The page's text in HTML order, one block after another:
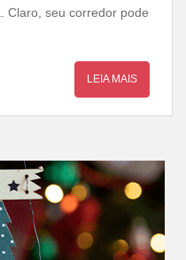
Claro, seu corredor pode
LEIA MAIS